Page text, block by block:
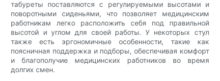
табуреты поставляются с регулируемыми высотами и
поворотными сиденьями, что позволяет медицинским
работникам легко расположить себя под правильной
высотой и углом для своей работы. У некоторых стул
также есть эргономичные особенности, такие как
поясничная поддержка и подборы, обеспечивая комфорт
и благополучие медицинских работников во время
долгих смен.